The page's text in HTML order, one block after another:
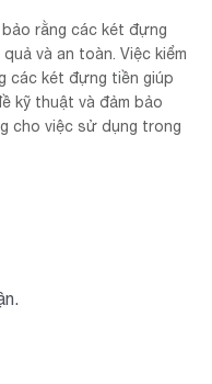
rằng các két đựng
và an toàn. Việc kiểm
các két đựng tiền giúp
kỹ thuật và đảm bảo
cho việc sử dụng trong